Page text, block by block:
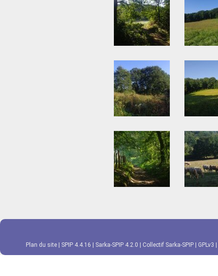
Plan du site SPIP 4.4.16 Sarka-SPIP 4.2.0 Collectif Sarka-SPIP GPLv3